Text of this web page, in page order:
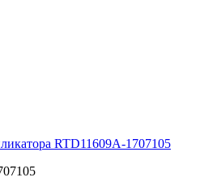
RTD11609A-1707105